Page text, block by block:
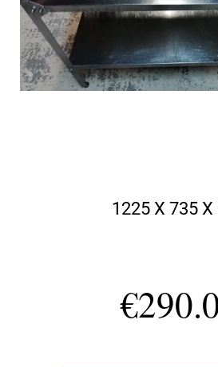
1225 X 735 X
€